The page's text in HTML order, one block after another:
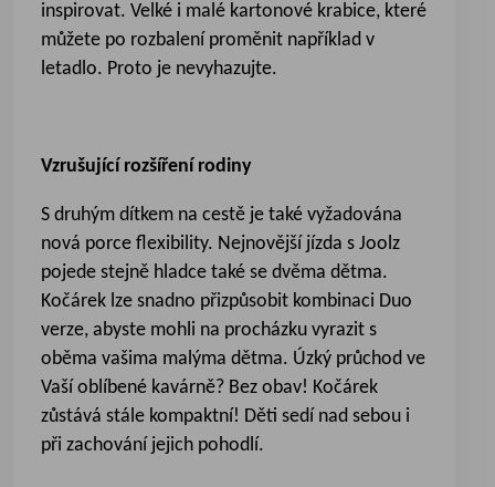
inspirovat. Velké i malé kartonové krabice, které
můžete po rozbalení proměnit například v
letadlo. Proto je nevyhazujte.
Vzrušující rozšíření rodiny
S druhým dítkem na cestě je také vyžadována
nová porce flexibility. Nejnovější jízda s Joolz
pojede stejně hladce také se dvěma dětma.
Kočárek lze snadno přizpůsobit kombinaci Duo
verze, abyste mohli na procházku vyrazit s
oběma vašima malýma dětma. Úzký průchod ve
Vaší oblíbené kavárně? Bez obav! Kočárek
zůstává stále kompaktní! Děti sedí nad sebou i
při zachování jejich pohodlí.